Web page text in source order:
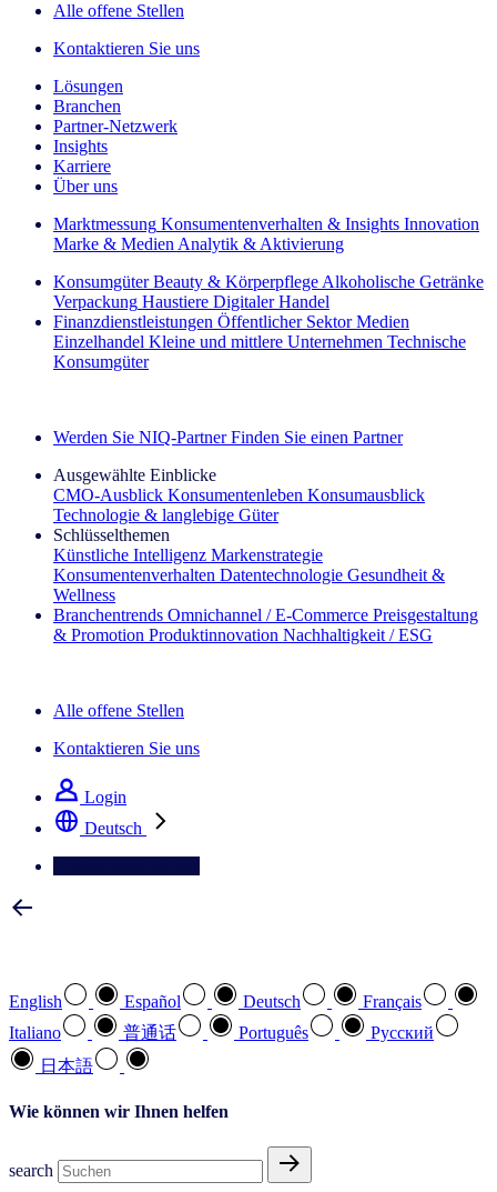
Alle offene Stellen
Kontaktieren Sie uns
Lösungen
Branchen
Partner-Netzwerk
Insights
Karriere
Über uns
Marktmessung Konsumentenverhalten & Insights Innovation
Marke & Medien Analytik & Aktivierung
Konsumgüter Beauty & Körperpflege Alkoholische Getränke
Verpackung Haustiere Digitaler Handel
Finanzdienstleistungen Öffentlicher Sektor Medien
Einzelhandel Kleine und mittlere Unternehmen Technische
Konsumgüter
Werden Sie NIQ-Partner Finden Sie einen Partner
Ausgewählte Einblicke
CMO‑Ausblick Konsumentenleben Konsumausblick
Technologie & langlebige Güter
Schlüsselthemen
Künstliche Intelligenz Markenstrategie
Konsumentenverhalten Datentechnologie Gesundheit &
Wellness
Branchentrends Omnichannel / E‑Commerce Preisgestaltung
& Promotion Produktinnovation Nachhaltigkeit / ESG
Alle offene Stellen
Kontaktieren Sie uns
Login
Deutsch
English Español Deutsch
Français
Italiano
普通话 Português
Pусский
日本語
Wie können wir Ihnen helfen
search